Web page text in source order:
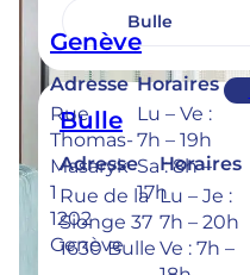
Genève
Adresse
Rue
Thomas-
Masaryk
1
1202
Genève
Horaires
Lu – Ve :
7h – 19h
Sa : 8h –
17h
Bulle
Adresse
Rue de la
Sionge 37
1630 Bulle
Horaires
Lu – Je :
7h – 20h
Ve : 7h –